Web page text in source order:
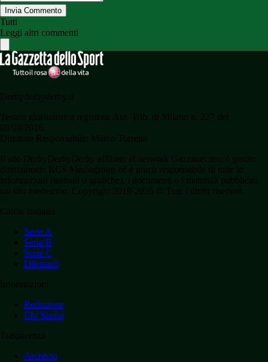
Invia Commento
Tutti
Leggi altri commenti
Serie A
Serie B
Serie C
Dilettanti
Redazione
Chi Siamo
Archivio